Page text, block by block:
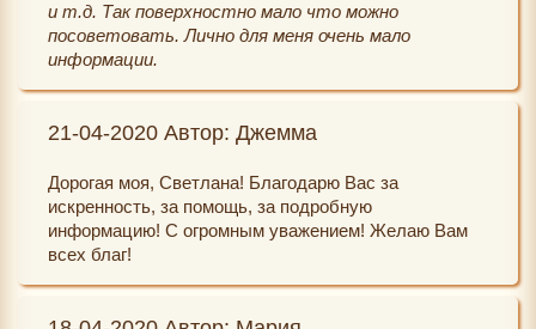
и т.д. Так поверхностно мало что можно
посоветовать. Лично для меня очень мало
информации.
21-04-2020 Автор: Джемма
Дорогая моя, Светлана! Благодарю Вас за
искренность, за помощь, за подробную
информацию! С огромным уважением! Желаю Вам
всех благ!